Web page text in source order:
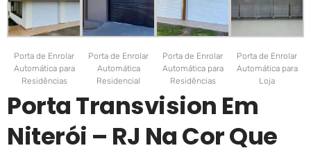
Porta de Enrolar
Automática para
Residências
Porta de Enrolar
Automática
Residencial
Porta de Enrolar
Automática para
Residências
Porta de Enrolar
Automática para
Loja
Porta Transvision Em
Niterói – RJ Na Cor Que